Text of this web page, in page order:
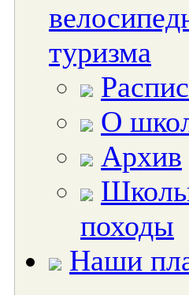
туризма
О
Архив
походы
Наши